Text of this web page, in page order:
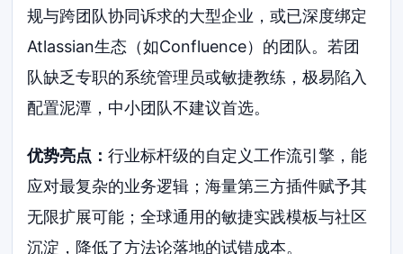
规与跨团队协同诉求的大型企业，或已深度绑定
Atlassian生态（如Confluence）的团队。若团
队缺乏专职的系统管理员或敏捷教练，极易陷入
配置泥潭，中小团队不建议首选。
优势亮点：行业标杆级的自定义工作流引擎，能
应对最复杂的业务逻辑；海量第三方插件赋予其
无限扩展可能；全球通用的敏捷实践模板与社区
沉淀，降低了方法论落地的试错成本。